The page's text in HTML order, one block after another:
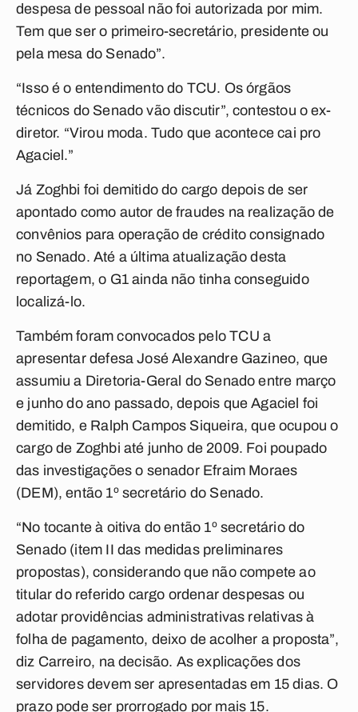
despesa de pessoal não foi autorizada por mim.
Tem que ser o primeiro-secretário, presidente ou
pela mesa do Senado”.
“Isso é o entendimento do TCU. Os órgãos
técnicos do Senado vão discutir”, contestou o ex-
diretor. “Virou moda. Tudo que acontece cai pro
Agaciel.”
Já Zoghbi foi demitido do cargo depois de ser
apontado como autor de fraudes na realização de
convênios para operação de crédito consignado
no Senado. Até a última atualização desta
reportagem, o G1 ainda não tinha conseguido
localizá-lo.
Também foram convocados pelo TCU a
apresentar defesa José Alexandre Gazineo, que
assumiu a Diretoria-Geral do Senado entre março
e junho do ano passado, depois que Agaciel foi
demitido, e Ralph Campos Siqueira, que ocupou o
cargo de Zoghbi até junho de 2009. Foi poupado
das investigações o senador Efraim Moraes
(DEM), então 1º secretário do Senado.
“No tocante à oitiva do então 1º secretário do
Senado (item II das medidas preliminares
propostas), considerando que não compete ao
titular do referido cargo ordenar despesas ou
adotar providências administrativas relativas à
folha de pagamento, deixo de acolher a proposta”,
diz Carreiro, na decisão. As explicações dos
servidores devem ser apresentadas em 15 dias. O
prazo pode ser prorrogado por mais 15.